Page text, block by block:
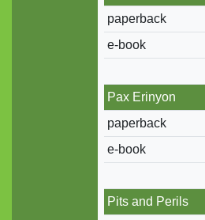
paperback
e-book
Pax Erinyon
paperback
e-book
Pits and Perils